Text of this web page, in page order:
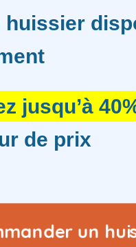
huissier
jusqu’à
de prix
un